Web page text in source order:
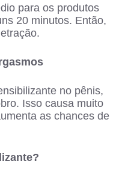
para os produtos
20 minutos. Então,
no pênis,
Isso causa muito
as chances de